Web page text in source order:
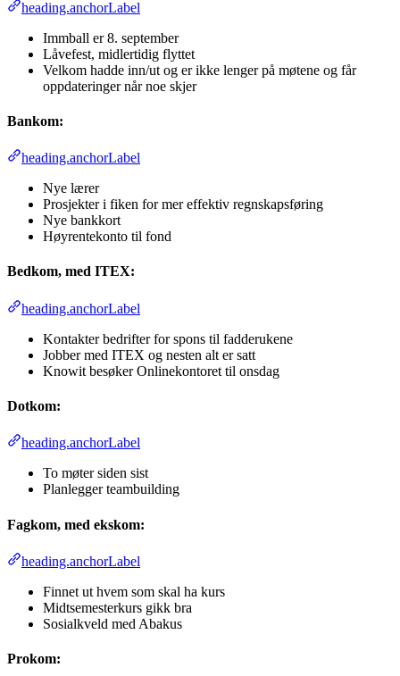
heading.anchorLabel
Immball er 8. september
Låvefest, midlertidig flyttet
Velkom hadde inn/ut og er ikke lenger på møtene og får
oppdateringer når noe skjer
Bankom:
heading.anchorLabel
Nye lærer
Prosjekter i fiken for mer effektiv regnskapsføring
Nye bankkort
Høyrentekonto til fond
Bedkom, med ITEX:
heading.anchorLabel
Kontakter bedrifter for spons til fadderukene
Jobber med ITEX og nesten alt er satt
Knowit besøker Onlinekontoret til onsdag
Dotkom:
heading.anchorLabel
To møter siden sist
Planlegger teambuilding
Fagkom, med ekskom:
heading.anchorLabel
Finnet ut hvem som skal ha kurs
Midtsemesterkurs gikk bra
Sosialkveld med Abakus
Prokom: